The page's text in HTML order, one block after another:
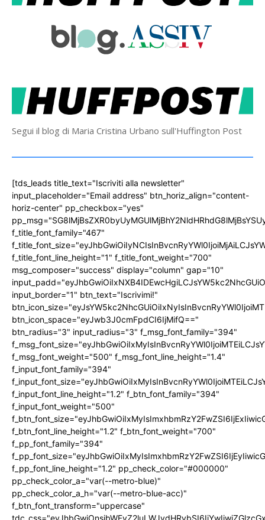
Segui il blog di Maria Cristina Urbano sull'Huffington Post
[tds_leads title_text="Iscriviti alla newsletter"
input_placeholder="Email address" btn_horiz_align="content-
horiz-center" pp_checkbox="yes"
f_title_font_family="467"
f_title_font_line_height="1" f_title_font_weight="700"
msg_composer="success" display="column" gap="10"
input_border="1" btn_text="Iscrivimi!"
btn_icon_space="eyJwb3J0cmFpdCI6IjMifQ=="
btn_radius="3" input_radius="3" f_msg_font_family="394"
f_msg_font_weight="500" f_msg_font_line_height="1.4"
f_input_font_family="394"
f_input_font_line_height="1.2" f_btn_font_family="394"
f_input_font_weight="500"
f_btn_font_line_height="1.2" f_btn_font_weight="700"
f_pp_font_family="394"
f_pp_font_line_height="1.2" pp_check_color="#000000"
pp_check_color_a="var(--metro-blue)"
pp_check_color_a_h="var(--metro-blue-acc)"
f_btn_font_transform="uppercase"